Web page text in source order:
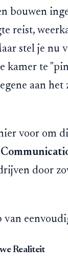
bouwen
reist,
stel je nu
kamer te
aan het
voor om
door
Realiteit